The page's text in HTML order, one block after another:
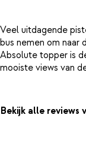
Veel uitdagende
bus nemen om naar
Absolute topper is
Bekijk alle reviews